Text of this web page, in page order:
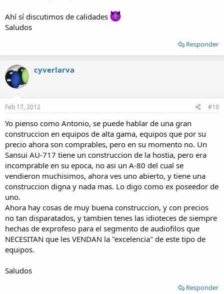
Ahí sí discutimos de calidades
Saludos
Responder
cyverlarva
Feb 17, 2012 #19
Yo pienso como Antonio, se puede hablar de una gran
construccion en equipos de alta gama, equipos que por su
precio ahora son comprables, pero en su momento no. Un
Sansui AU-717 tiene un construccion de la hostia, pero era
incomprable en su epoca, no asi un A-80 del cual se
vendieron muchisimos, ahora ves uno abierto, y tiene una
construccion digna y nada mas. Lo digo como ex poseedor de
uno.
Ahora hay cosas de muy buena construccion, y con precios
no tan disparatados, y tambien tenes las idioteces de siempre
hechas de exprofeso para el segmento de audiofilos que
NECESITAN que les VENDAN la "excelencia" de este tipo de
equipos.
Saludos
Responder